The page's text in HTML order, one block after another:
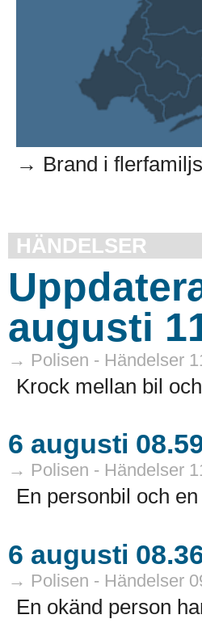
→ Brand i
HÄNDELSER
augusti
→ Polisen - Händelser
Krock mellan bil
6 augusti
→ Polisen - Händelser
En personbil och
6 augusti
→ Polisen - Händelser
En okänd person